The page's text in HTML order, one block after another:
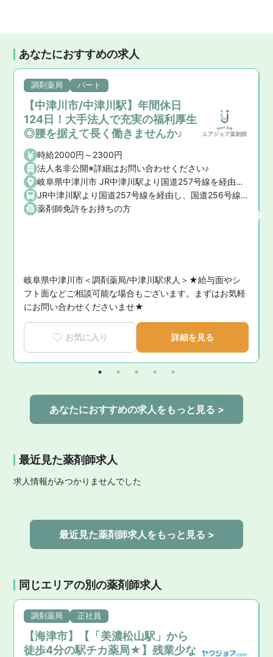
あなたにおすすめの求人
調剤薬局 パート
【中津川市/中津川駅】年間休日
124日！大手法人で充実の福利厚生
◎腰を据えて長く働きませんか♪
時給2000円～2300円
法人名非公開※詳細はお問い合わせください♪
岐阜県中津川市 JR中津川駅より国道257号線を経由し、国道256号線を北に20分。 JR中津川駅から北恵那交通 付知峡線「中津川駅前」バス停より乗車。「向田瀬」バス停前
JR中津川駅より国道257号線を経由し、国道256号線を北に20分。 JR中津川駅から北恵那交通 付知峡線「中津川駅前」バス停より乗車。「向田瀬」バス停前
薬剤師免許をお持ちの方
岐阜県中津川市＜調剤薬局/中津川駅求人＞★給与面やシ
フト面などご相談可能な場合もございます。まずはお気軽
にお問い合わせくださいませ★
お気に入り 詳細を見る
あなたにおすすめの求人をもっと見る >
最近見た薬剤師求人
求人情報がみつかりませんでした
最近見た薬剤師求人をもっと見る >
同じエリアの別の薬剤師求人
調剤薬局 正社員
【海津市】【「美濃松山駅」から
徒歩4分の駅チカ薬局★】残業少な